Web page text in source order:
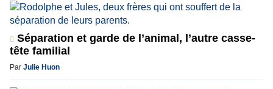
Séparation et garde de l’animal, l’autre casse-
tête familial
Par Julie Huon